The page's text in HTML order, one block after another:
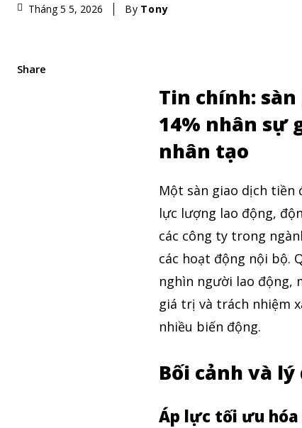
Tháng 5 5, 2026 By Tony
Share
Tin chính:
14% nhân sự
nhân tạo
Một sàn giao dịch tiền
lực lượng lao động,
các công ty trong
các hoạt động nội bộ.
nghìn người lao động,
giá trị và trách nhiệm
nhiều biến động.
Bối cảnh và
Áp lực tối ưu